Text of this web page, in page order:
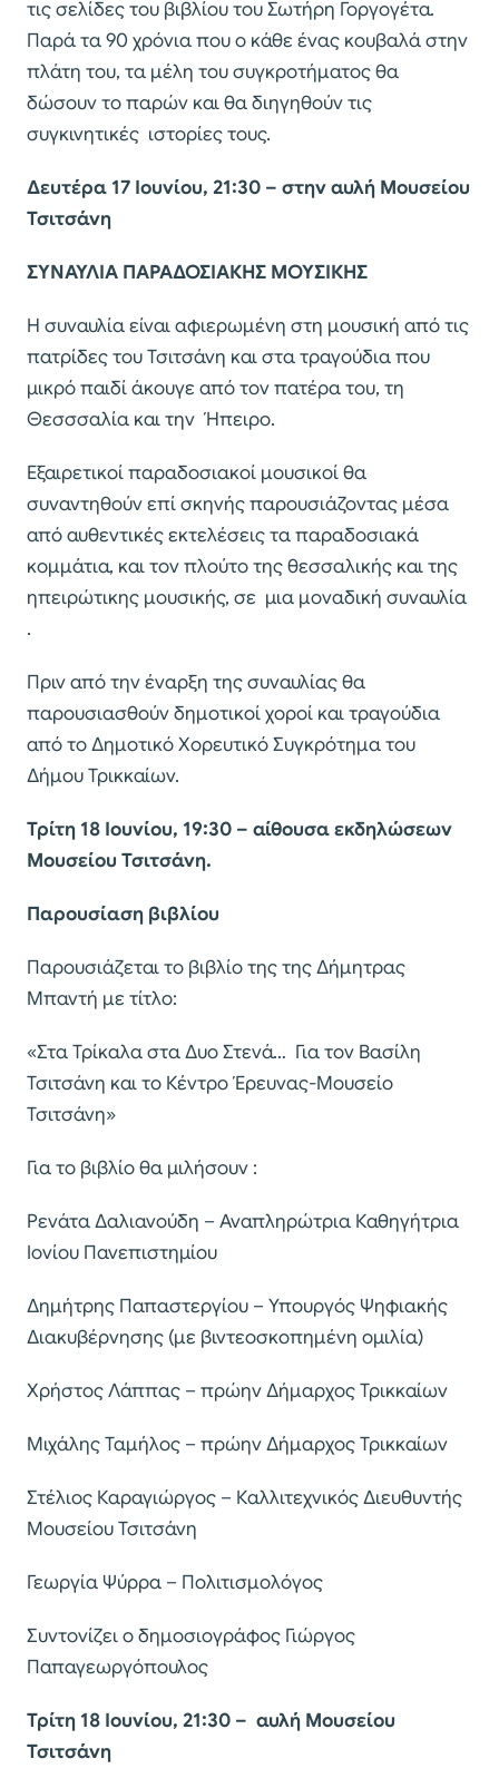
τις σελίδες του βιβλίου του Σωτήρη Γοργογέτα.
Παρά τα 90 χρόνια που ο κάθε ένας κουβαλά στην
πλάτη του, τα μέλη του συγκροτήματος θα
δώσουν το παρών και θα διηγηθούν τις
συγκινητικές ιστορίες τους.
Δευτέρα 17 Ιουνίου, 21:30 – στην αυλή Μουσείου
Τσιτσάνη
ΣΥΝΑΥΛΙΑ ΠΑΡΑΔΟΣΙΑΚΗΣ ΜΟΥΣΙΚΗΣ
Η συναυλία είναι αφιερωμένη στη μουσική από τις
πατρίδες του Τσιτσάνη και στα τραγούδια που
μικρό παιδί άκουγε από τον πατέρα του, τη
Θεσσσαλία και την Ήπειρο.
Εξαιρετικοί παραδοσιακοί μουσικοί θα
συναντηθούν επί σκηνής παρουσιάζοντας μέσα
από αυθεντικές εκτελέσεις τα παραδοσιακά
κομμάτια, και τον πλούτο της θεσσαλικής και της
ηπειρώτικης μουσικής, σε μια μοναδική συναυλία
.
Πριν από την έναρξη της συναυλίας θα
παρουσιασθούν δημοτικοί χοροί και τραγούδια
από το Δημοτικό Χορευτικό Συγκρότημα του
Δήμου Τρικκαίων.
Τρίτη 18 Ιουνίου, 19:30 – αίθουσα εκδηλώσεων
Μουσείου Τσιτσάνη.
Παρουσίαση βιβλίου
Παρουσιάζεται το βιβλίο της της Δήμητρας
Μπαντή με τίτλο:
«Στα Τρίκαλα στα Δυο Στενά… Για τον Βασίλη
Τσιτσάνη και το Κέντρο Έρευνας-Μουσείο
Τσιτσάνη»
Για το βιβλίο θα μιλήσουν :
Ρενάτα Δαλιανούδη – Αναπληρώτρια Καθηγήτρια
Ιονίου Πανεπιστημίου
Δημήτρης Παπαστεργίου – Υπουργός Ψηφιακής
Διακυβέρνησης (με βιντεοσκοπημένη ομιλία)
Χρήστος Λάππας – πρώην Δήμαρχος Τρικκαίων
Μιχάλης Ταμήλος – πρώην Δήμαρχος Τρικκαίων
Στέλιος Καραγιώργος – Καλλιτεχνικός Διευθυντής
Μουσείου Τσιτσάνη
Γεωργία Ψύρρα – Πολιτισμολόγος
Συντονίζει ο δημοσιογράφος Γιώργος
Παπαγεωργόπουλος
Τρίτη 18 Ιουνίου, 21:30 – αυλή Μουσείου
Τσιτσάνη